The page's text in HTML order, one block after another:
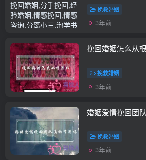
挽救婚姻
3年前
挽回婚姻怎么从
挽救婚姻
3年前
婚姻爱情挽回团
挽救婚姻
3年前